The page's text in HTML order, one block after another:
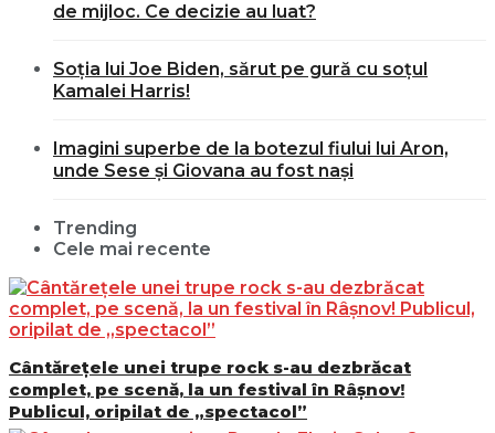
de mijloc. Ce decizie au luat?
Soția lui Joe Biden, sărut pe gură cu soțul
Kamalei Harris!
Imagini superbe de la botezul fiului lui Aron,
unde Sese și Giovana au fost nași
Trending
Cele mai recente
Cântărețele unei trupe rock s-au dezbrăcat
complet, pe scenă, la un festival în Râșnov!
Publicul, oripilat de „spectacol”